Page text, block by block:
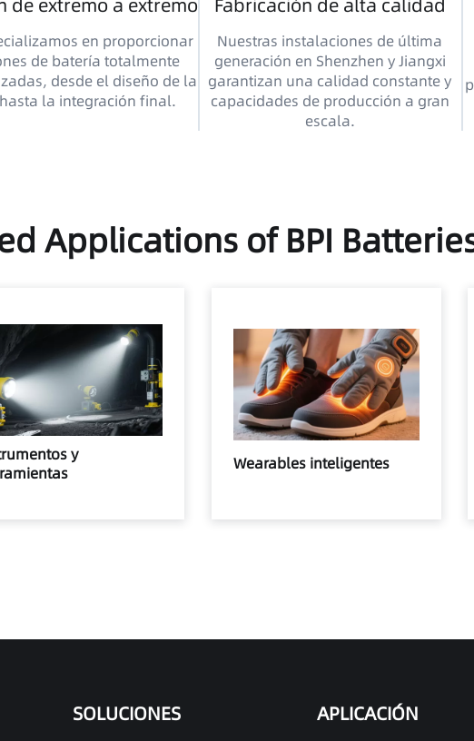
en proporcionar
de batería totalmente
desde el diseño de la
la integración final.
Nuestras instalaciones de última
generación en Shenzhen y Jiangxi
garantizan una calidad constante y
capacidades de producción a gran
escala.
Applications of BPI
y
Wearables inteligentes
SOLUCIONES APLICACIÓN